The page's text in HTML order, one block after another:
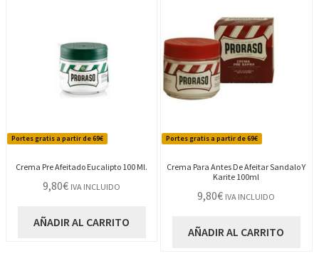
Portes gratis a partir de 69€
Crema Pre Afeitado Eucalipto 100 Ml.
9,80€ IVA INCLUIDO
AÑADIR AL CARRITO
Portes gratis a partir de 69€
Crema Para Antes De Afeitar Sandalo Y
Karite 100ml
9,80€ IVA INCLUIDO
AÑADIR AL CARRITO